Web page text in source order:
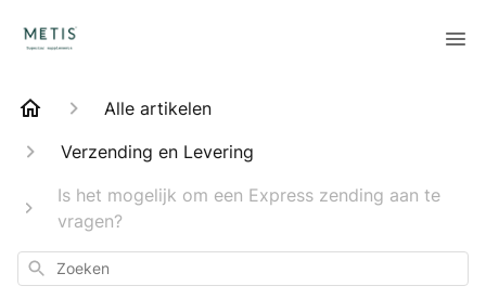
Alle artikelen
Verzending en Levering
Is het mogelijk om een Express zending aan te
vragen?
Zoeken